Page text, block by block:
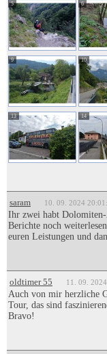
5 6
9 10
13 14
saram 10. 09. 2024
Ihr zwei habt Dolomiten-
Berichte noch
euren Leistungen und
oldtimer 55 11. 09.
Auch von mir herzliche
Tour, das sind
Bravo!